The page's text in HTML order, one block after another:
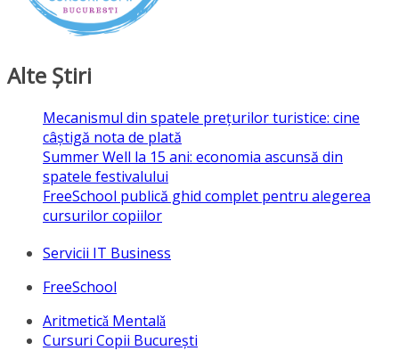
Alte Ştiri
Mecanismul din spatele prețurilor turistice: cine
câștigă nota de plată
Summer Well la 15 ani: economia ascunsă din
spatele festivalului
FreeSchool publică ghid complet pentru alegerea
cursurilor copiilor
Servicii IT Business
FreeSchool
Aritmeticǎ Mentalǎ
Cursuri Copii București